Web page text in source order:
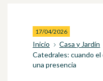
17/04/2026
Inicio
Casa y Jardín
Catedrales: cuando
una presencia